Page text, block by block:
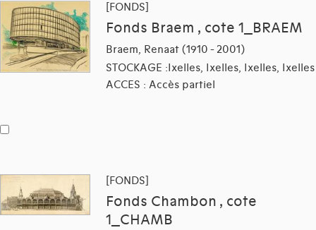
[FONDS]
Fonds Braem , cote 1_BRAEM
Braem, Renaat (1910 - 2001)
STOCKAGE :Ixelles, Ixelles, Ixelles, Ixelles
ACCES : Accès partiel
[FONDS]
Fonds Chambon , cote
1_CHAMB